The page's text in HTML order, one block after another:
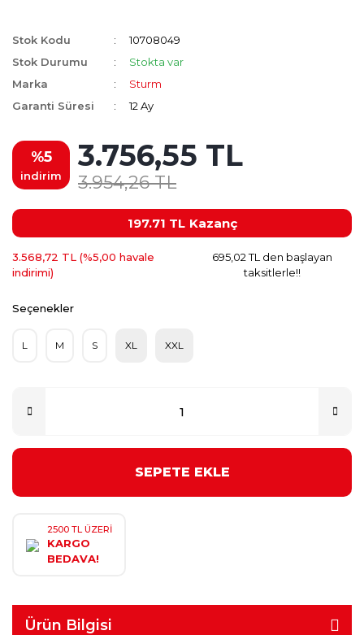
Stok Kodu
10708049
Stok Durumu
Stokta var
Marka
Sturm
Garanti Süresi
12 Ay
%5
indirim
3.756,55 TL
3.954,26 TL
197.71 TL Kazanç
3.568,72 TL (%5,00 havale
indirimi)
695,02 TL den başlayan
taksitlerle!!
Seçenekler
L M S XL XXL
SEPETE EKLE
2500 TL ÜZERİ
KARGO
BEDAVA!
Ürün Bilgisi